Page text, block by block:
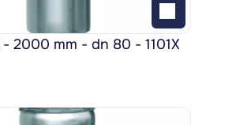
- 2000 mm - dn 80 - 1101X